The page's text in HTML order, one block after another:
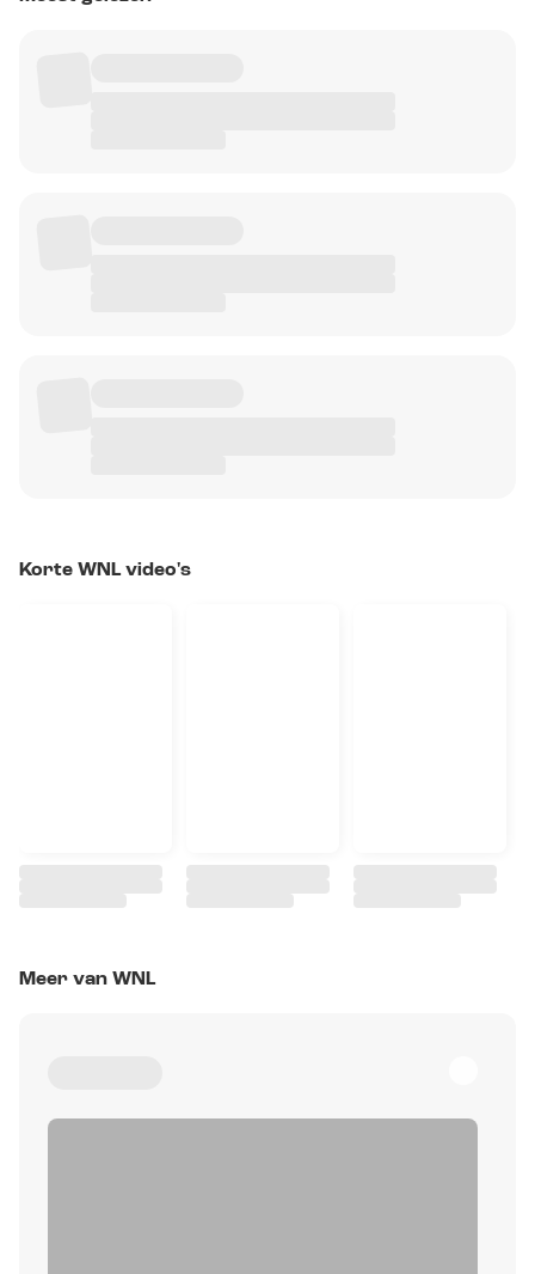
Korte WNL video's
Meer van WNL